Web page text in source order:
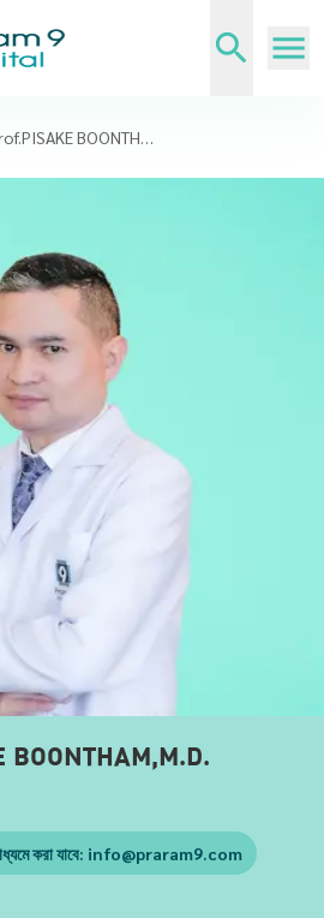
Asst.Prof.PISAKE BOONTHAM,M.D.
করা যাবে: info@praram9.com